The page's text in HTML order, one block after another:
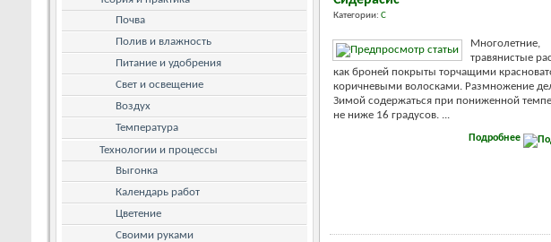
Категории: С
Многолетние,
травянистые
как броней покрыты торчащими
коричневыми волосками. Размножение
Зимой содержаться при пониженной
не ниже 16 градусов. ...
Подробнее
Почва
Полив и влажность
Питание и удобрения
Свет и освещение
Воздух
Температура
Технологии и процессы
Выгонка
Календарь работ
Цветение
Своими руками